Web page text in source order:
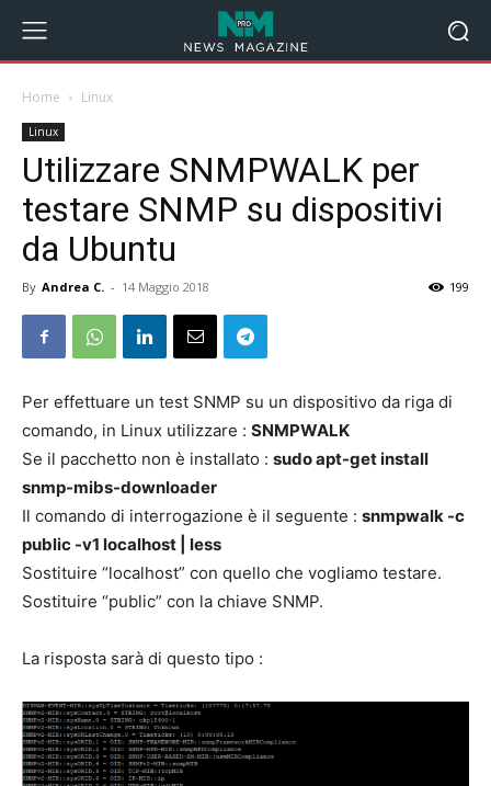
Home Linux
Linux
Utilizzare SNMPWALK per
testare SNMP su dispositivi
da Ubuntu
By Andrea C. - 14 Maggio 2018 199
Per effettuare un test SNMP su un dispositivo da riga di
comando, in Linux utilizzare : SNMPWALK
Se il pacchetto non è installato : sudo apt-get install
snmp-mibs-downloader
Il comando di interrogazione è il seguente : snmpwalk -c
public -v1 localhost | less
Sostituire “localhost” con quello che vogliamo testare.
Sostituire “public” con la chiave SNMP.
La risposta sarà di questo tipo :